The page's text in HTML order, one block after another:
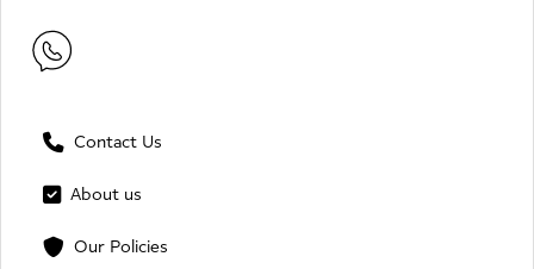
Contact Us
About us
Our Policies